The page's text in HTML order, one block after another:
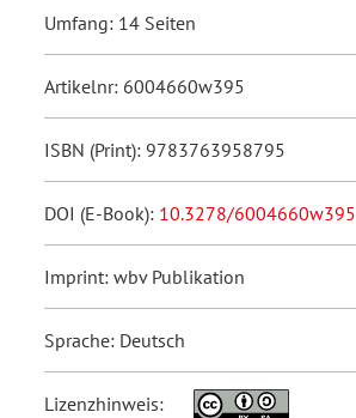
Umfang: 14 Seiten
Artikelnr: 6004660w395
ISBN (Print): 9783763958795
DOI (E-Book): 10.3278/6004660w395
Imprint: wbv Publikation
Sprache: Deutsch
Lizenzhinweis: